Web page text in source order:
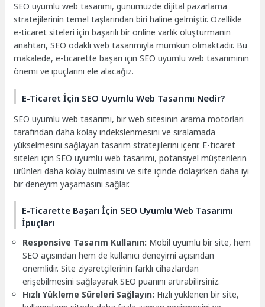
SEO uyumlu web tasarımı, günümüzde dijital pazarlama
stratejilerinin temel taşlarından biri haline gelmiştir. Özellikle
e-ticaret siteleri için başarılı bir online varlık oluşturmanın
anahtarı, SEO odaklı web tasarımıyla mümkün olmaktadır. Bu
makalede, e-ticarette başarı için SEO uyumlu web tasarımının
önemi ve ipuçlarını ele alacağız.
E-Ticaret İçin SEO Uyumlu Web Tasarımı Nedir?
SEO uyumlu web tasarımı, bir web sitesinin arama motorları
tarafından daha kolay indekslenmesini ve sıralamada
yükselmesini sağlayan tasarım stratejilerini içerir. E-ticaret
siteleri için SEO uyumlu web tasarımı, potansiyel müşterilerin
ürünleri daha kolay bulmasını ve site içinde dolaşırken daha iyi
bir deneyim yaşamasını sağlar.
E-Ticarette Başarı İçin SEO Uyumlu Web Tasarımı
İpuçları
Responsive Tasarım Kullanın: Mobil uyumlu bir site, hem
SEO açısından hem de kullanıcı deneyimi açısından
önemlidir. Site ziyaretçilerinin farklı cihazlardan
erişebilmesini sağlayarak SEO puanını artırabilirsiniz.
Hızlı Yükleme Süreleri Sağlayın: Hızlı yüklenen bir site,